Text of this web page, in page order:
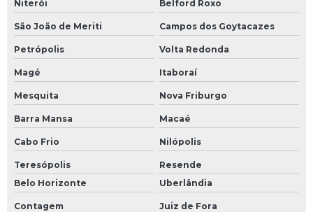
Niterói Belford Roxo
São João de Meriti Campos dos Goytacazes
Petrópolis Volta Redonda
Magé Itaboraí
Mesquita Nova Friburgo
Barra Mansa Macaé
Cabo Frio Nilópolis
Teresópolis
Resende
Belo Horizonte
Uberlândia
Contagem Juiz de Fora